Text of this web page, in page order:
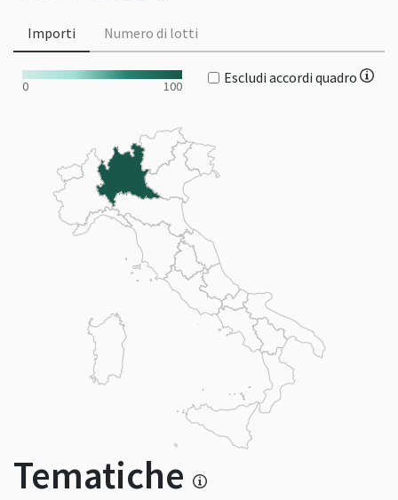
Importi Numero di lotti
0 100 Escludi accordi quadro
Tematiche